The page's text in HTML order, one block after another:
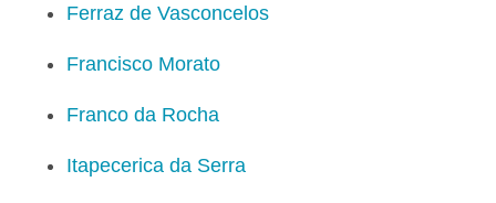
Ferraz de Vasconcelos
Francisco Morato
Franco da Rocha
Itapecerica da Serra